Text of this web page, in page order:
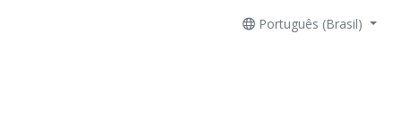
Português (Brasil)